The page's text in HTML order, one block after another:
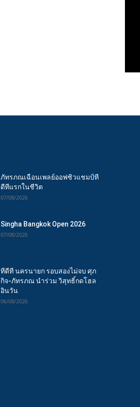
ภัทรภณเฉือนเพลย์ออฟซิวแชมป์ที
ดีทีแรกในชีวิต
07/08/2026
Singha Bangkok Open 2026
07/08/2026
ทีดีที นครนายก รอบสองไม่จบ ศุภ
กิจ-ภัทรภณ นำร่วม วิสุทธิ์กดโฮล
อินวัน
06/08/2026